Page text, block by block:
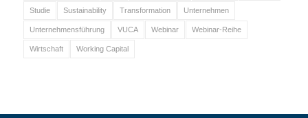
Studie Sustainability Transformation Unternehmen
Unternehmensführung VUCA Webinar Webinar-Reihe
Wirtschaft Working Capital